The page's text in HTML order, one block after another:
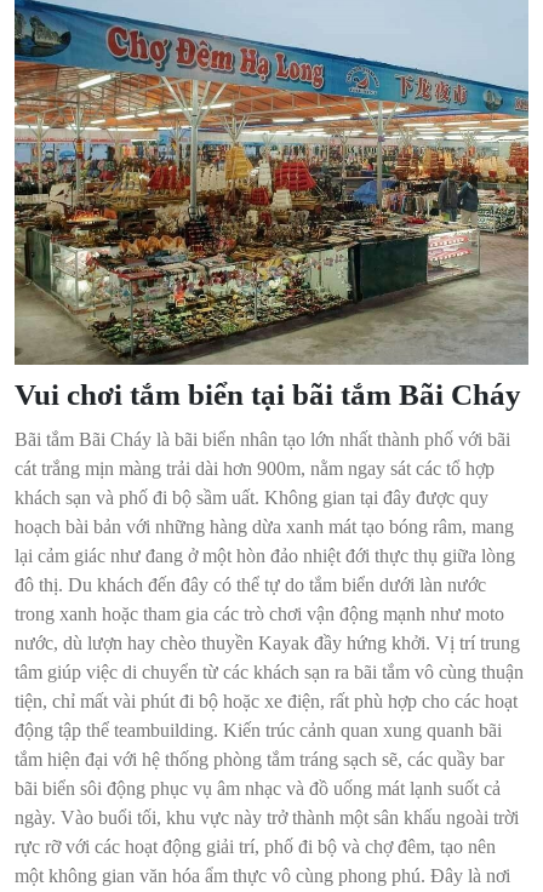
Vui chơi tắm biển tại bãi tắm Bãi Cháy
Bãi tắm Bãi Cháy là bãi biển nhân tạo lớn nhất thành phố với bãi
cát trắng mịn màng trải dài hơn 900m, nằm ngay sát các tổ hợp
khách sạn và phố đi bộ sầm uất. Không gian tại đây được quy
hoạch bài bản với những hàng dừa xanh mát tạo bóng râm, mang
lại cảm giác như đang ở một hòn đảo nhiệt đới thực thụ giữa lòng
đô thị. Du khách đến đây có thể tự do tắm biển dưới làn nước
trong xanh hoặc tham gia các trò chơi vận động mạnh như moto
nước, dù lượn hay chèo thuyền Kayak đầy hứng khởi. Vị trí trung
tâm giúp việc di chuyển từ các khách sạn ra bãi tắm vô cùng thuận
tiện, chỉ mất vài phút đi bộ hoặc xe điện, rất phù hợp cho các hoạt
động tập thể teambuilding. Kiến trúc cảnh quan xung quanh bãi
tắm hiện đại với hệ thống phòng tắm tráng sạch sẽ, các quầy bar
bãi biển sôi động phục vụ âm nhạc và đồ uống mát lạnh suốt cả
ngày. Vào buổi tối, khu vực này trở thành một sân khấu ngoài trời
rực rỡ với các hoạt động giải trí, phố đi bộ và chợ đêm, tạo nên
một không gian văn hóa ẩm thực vô cùng phong phú. Đây là nơi